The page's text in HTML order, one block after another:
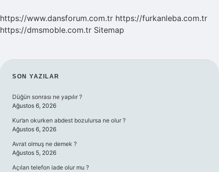
https://www.dansforum.com.tr https://furkanleba.com.tr
https://dmsmoble.com.tr Sitemap
SIDEBAR
SON YAZILAR
Düğün sonrası ne yapılır ?
Ağustos 6, 2026
Kur’an okurken abdest bozulursa ne olur ?
Ağustos 6, 2026
Avrat olmuş ne demek ?
Ağustos 5, 2026
Açılan telefon iade olur mu ?